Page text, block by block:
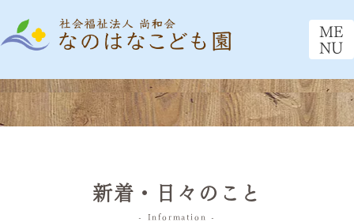
ME
NU
新着・日々のこと
- Information -